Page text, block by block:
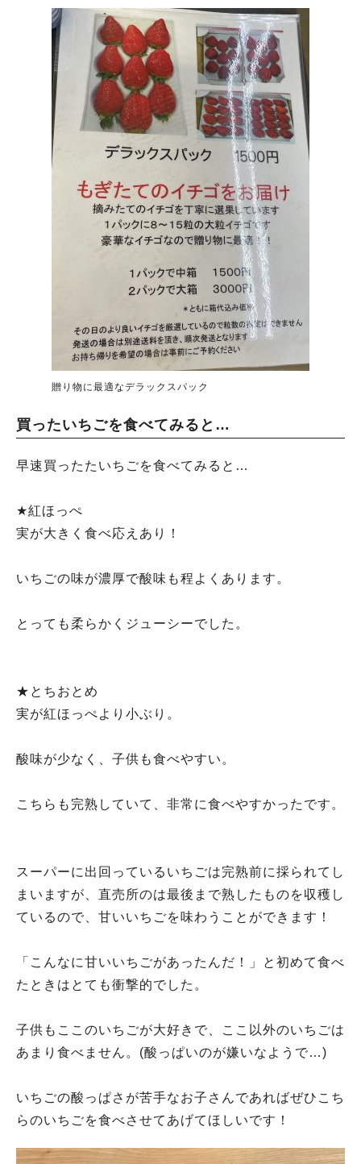
贈り物に最適なデラックスパック
買ったいちごを食べてみると…
早速買ったたいちごを食べてみると…
★紅ほっぺ
実が大きく食べ応えあり！
いちごの味が濃厚で酸味も程よくあります。
とっても柔らかくジューシーでした。
★とちおとめ
実が紅ほっぺより小ぶり。
酸味が少なく、子供も食べやすい。
こちらも完熟していて、非常に食べやすかったです。
スーパーに出回っているいちごは完熟前に採られてし
まいますが、直売所のは最後まで熟したものを収穫し
ているので、甘いいちごを味わうことができます！
「こんなに甘いいちごがあったんだ！」と初めて食べ
たときはとても衝撃的でした。
子供もここのいちごが大好きで、ここ以外のいちごは
あまり食べません。(酸っぱいのが嫌いなようで…)
いちごの酸っぱさが苦手なお子さんであればぜひこち
らのいちごを食べさせてあげてほしいです！